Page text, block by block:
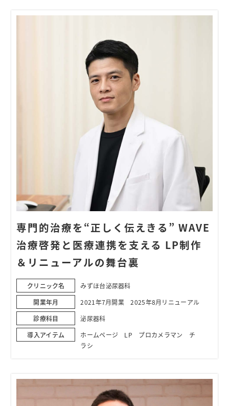
専門的治療を“正しく伝えきる” WAVE
治療啓発と医療連携を支える LP制作
＆リニューアルの舞台裏
クリニック名
みずほ台泌尿器科
開業年月
2021年7月開業 2025年8月リニューアル
診療科目
泌尿器科
導入アイテム
ホームページ LP プロカメラマン チ
ラシ